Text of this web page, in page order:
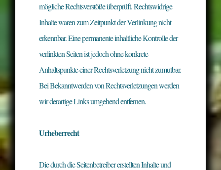
mögliche Rechtsverstöße überprüft. Rechtswidrige
Inhalte waren zum Zeitpunkt der Verlinkung nicht
erkennbar. Eine permanente inhaltliche Kontrolle der
verlinkten Seiten ist jedoch ohne konkrete
Anhaltspunkte einer Rechtsverletzung nicht zumutbar.
Bei Bekanntwerden von Rechtsverletzungen werden
wir derartige Links umgehend entfernen.
Urheberrecht
Die durch die Seitenbetreiber erstellten Inhalte und